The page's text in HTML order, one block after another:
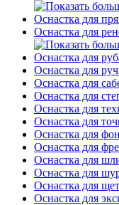
Оснастка для
Оснастка для
Оснастка для
Оснастка для
Оснастка для
Оснастка для
Оснастка для
Оснастка для
Оснастка для
Оснастка для
Оснастка для
Оснастка для
Оснастка для
Оснастка для